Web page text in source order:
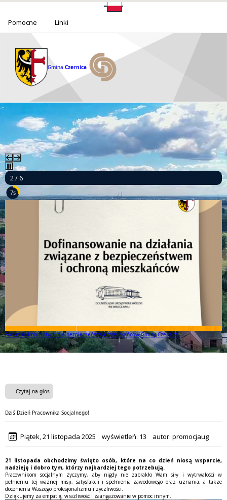
Pomocne Linki
Gmina Czernica
2 / 6
5s
Ponad milion złotych dla bezpieczeństwa mieszkańców Gminy Czernica!
Ponad milion złotych dla bezpieczeństwa mieszkańców Gminy Czernica!
Czytaj na głos
Dziś Dzień Pracownika Socjalnego!
Piątek, 21 listopada 2025 wyświetleń: 13 autor: promocjaug
21 listopada obchodzimy święto osób, które na co dzień niosą wsparcie,
nadzieję i dobro tym, którzy najbardziej tego potrzebują.
Pracownikom socjalnym życzymy, aby nigdy nie zabrakło Wam siły i wytrwałości w
pełnieniu tej ważnej misji, satysfakcji i spełnienia zawodowego oraz uznania, a także
docenienia Waszego profesjonalizmu i życzliwości.
Dziękujemy za empatię, wrażliwość i zaangażowanie w pomoc innym.